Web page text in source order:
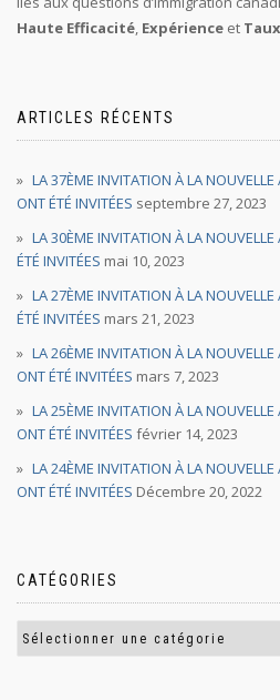
Haute Efficacité, Expérience et
ARTICLES RÉCENTS
LA 37ÈME INVITATION À LA
ONT ÉTÉ INVITÉES septembre 27, 2023
LA 30ÈME INVITATION À LA
ÉTÉ INVITÉES mai 10, 2023
LA 27ÈME INVITATION À LA
ÉTÉ INVITÉES mars 21, 2023
LA 26ÈME INVITATION À LA
ONT ÉTÉ INVITÉES mars 7, 2023
LA 25ÈME INVITATION À LA
ONT ÉTÉ INVITÉES février 14, 2023
LA 24ÈME INVITATION À LA
ONT ÉTÉ INVITÉES Décembre 20, 2022
CATÉGORIES